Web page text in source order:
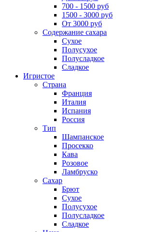
700 - 1500 руб
1500 - 3000 руб
От 3000 руб
Содержание сахара
Сухое
Полусухое
Полусладкое
Сладкое
Игристое
Страна
Франция
Италия
Испания
Россия
Тип
Шампанское
Просекко
Кава
Розовое
Ламбруско
Сахар
Брют
Сухое
Полусухое
Полусладкое
Сладкое